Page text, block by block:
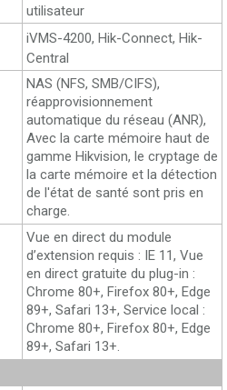
utilisateur
iVMS-4200, Hik-Connect, Hik-
Central
NAS (NFS, SMB/CIFS),
réapprovisionnement
automatique du réseau (ANR),
Avec la carte mémoire haut de
gamme Hikvision, le cryptage de
la carte mémoire et la détection
de l'état de santé sont pris en
charge.
Vue en direct du module
d’extension requis : IE 11, Vue
en direct gratuite du plug-in :
Chrome 80+, Firefox 80+, Edge
89+, Safari 13+, Service local :
Chrome 80+, Firefox 80+, Edge
89+, Safari 13+.